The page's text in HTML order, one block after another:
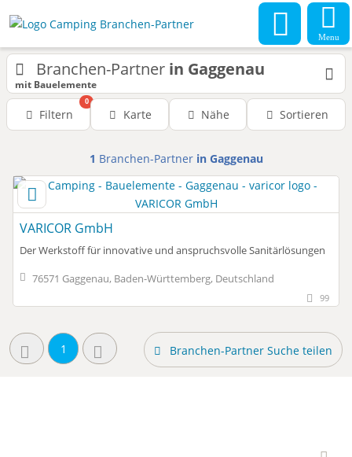
Menu
Branchen-Partner in Gaggenau
mit Bauelemente
Filtern
0
Karte Nähe Sortieren
1 Branchen-Partner in Gaggenau
VARICOR GmbH
Der Werkstoff für innovative und anspruchsvolle Sanitärlösungen
76571 Gaggenau, Baden-Württemberg, Deutschland
99
1 Branchen-Partner Suche teilen